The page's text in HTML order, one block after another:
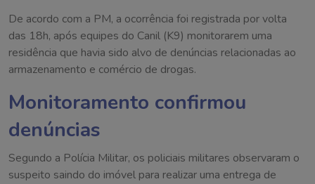
De acordo com a PM, a ocorrência foi registrada por volta
das 18h, após equipes do Canil (K9) monitorarem uma
residência que havia sido alvo de denúncias relacionadas ao
armazenamento e comércio de drogas.
Monitoramento confirmou
denúncias
Segundo a Polícia Militar, os policiais militares observaram o
suspeito saindo do imóvel para realizar uma entrega de